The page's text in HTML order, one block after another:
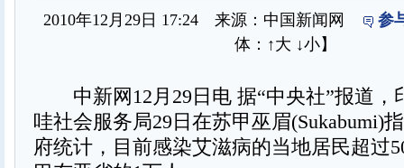
2010年12月29日 17:24 来源：中国新闻网
参
体： ↑大 ↓小】
中新网12月29日电 据“中央社”报道，
哇社会服务局29日在苏甲巫眉(Sukabumi)
府统计，目前感染艾滋病的当地居民超过